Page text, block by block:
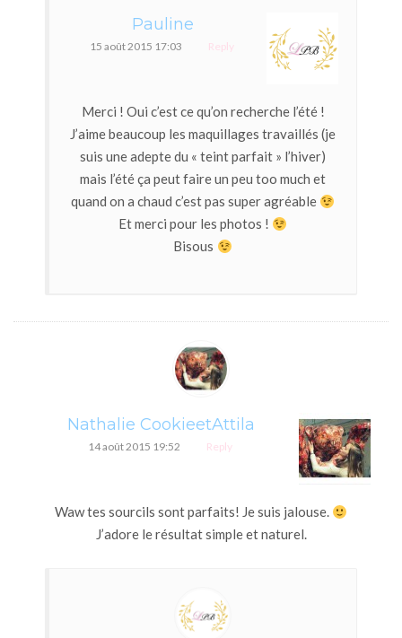
Pauline
15 août 2015 17:03 Reply
Merci ! Oui c’est ce qu’on recherche l’été !
J’aime beaucoup les maquillages travaillés (je
suis une adepte du « teint parfait » l’hiver)
mais l’été ça peut faire un peu too much et
quand on a chaud c’est pas super agréable
Et merci pour les photos !
Bisous
Nathalie CookieetAttila
14 août 2015 19:52 Reply
Waw tes sourcils sont parfaits! Je suis jalouse.
J’adore le résultat simple et naturel.